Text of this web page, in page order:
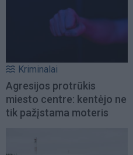
Kriminalai
Agresijos protrūkis
miesto centre: kentėjo ne
tik pažįstama moteris